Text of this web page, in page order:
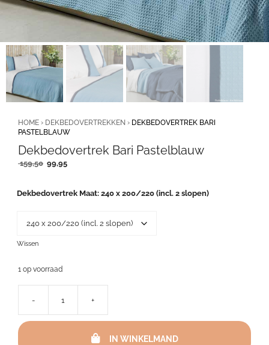
HOME › DEKBEDOVERTREKKEN › DEKBEDOVERTREK BARI
PASTELBLAUW
Dekbedovertrek Bari Pastelblauw
159,50 Oorspronkelijke
159,50.
99,95Huidige
99,95.
Dekbedovertrek Maat 240 x 200/220 (incl. 2 slopen)
Wissen
1 op voorraad
-
Bari
aantal
+
IN WINKELMAND